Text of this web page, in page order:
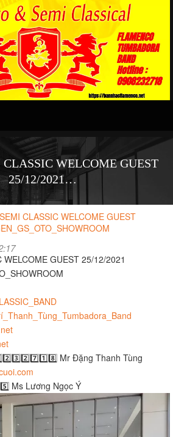
WELCOME GUEST
25/12/2021
CLASSIC WELCOME GUEST
WELCOME GUEST 25/12/2021
Mr Đặng Thanh Tùng
Ms Lương Ngọc Ý